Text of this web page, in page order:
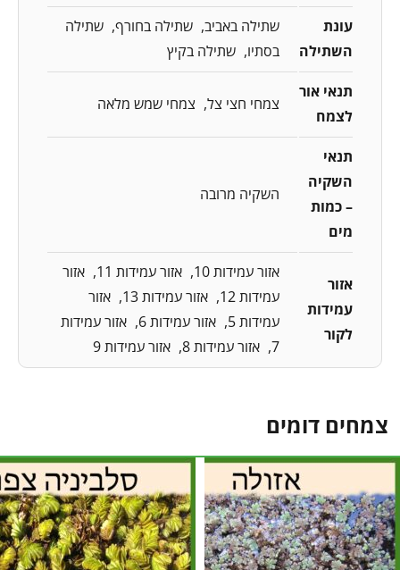
עונת
השתילה
שתילה באביב שתילה בחורף שתילה
בסתיו
שתילה בקיץ
תנאי אור
לצמח
צמחי חצי צל צמחי שמש מלאה
תנאי
השקיה
– כמות
מים
השקיה מרובה
אזור
עמידות
לקור
אזור עמידות 10 אזור עמידות 11
אזור
עמידות 12
אזור עמידות 13
אזור
עמידות 5
אזור עמידות 6
אזור עמידות
7 אזור עמידות 8 אזור עמידות 9
צמחים דומים